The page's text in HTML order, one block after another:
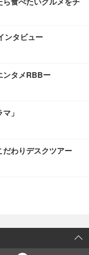
ンタビュー
ンタメRBBー
」
わりデスクツアー